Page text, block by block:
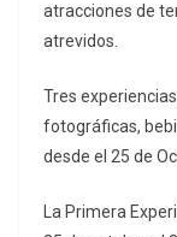
atracciones de
atrevidos.
Tres
fotográficas,
desde el 25 de
La Primera